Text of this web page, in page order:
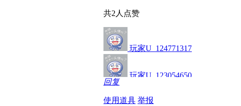
共2 人点赞
玩家U_124771317
玩家U_123054650
回复
使用道具 举报